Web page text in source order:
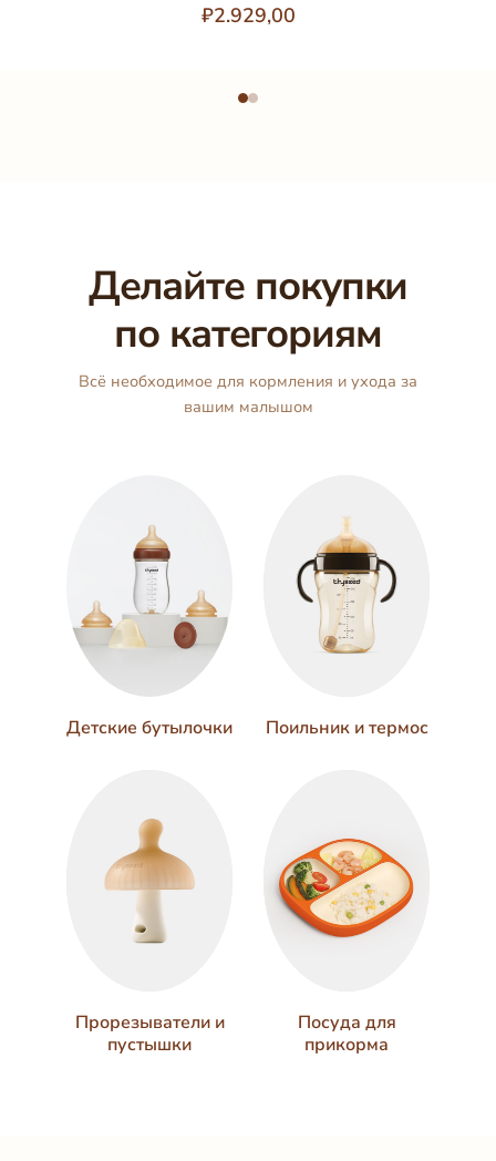
₽2.929,00
Делайте покупки
по категориям
Всё необходимое для кормления и ухода за
вашим малышом
Детские бутылочки Поильник и термос
Прорезыватели и
пустышки
Посуда для
прикорма